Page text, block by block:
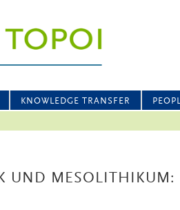
KNOWLEDGE TRANSFER
UND MESOLITHIKUM: